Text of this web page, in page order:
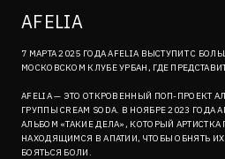
AFELIA
7 МАРТА 2025 ГОДА AFELIA ВЫСТУПИТ С
МОСКОВСКОМ КЛУБЕ УРБАН, ГДЕ
AFELIA — ЭТО ОТКРОВЕННЫЙ ПОП-ПРОЕКТ
ГРУППЫ CREAM SODA. В НОЯБРЕ 2023
АЛЬБОМ «ТАКИЕ ДЕЛА», КОТОРЫЙ
НАХОДЯЩИМСЯ В АПАТИИ, ЧТОБЫ ОБНЯТЬ
БОЯТЬСЯ БОЛИ.